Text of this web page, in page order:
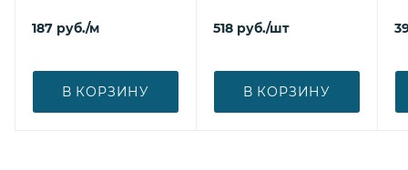
187 руб./м
В КОРЗИНУ
518 руб./шт
В КОРЗИНУ